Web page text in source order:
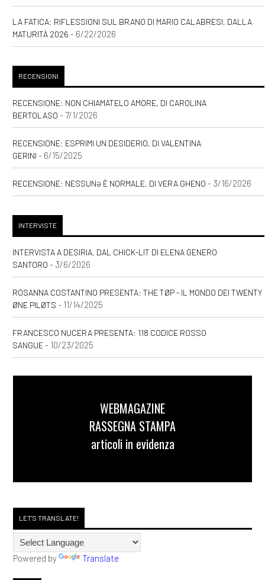
LA FATICA: RIFLESSIONI SUL BRANO DI MARIO CALABRESI, DALLA
MATURITÀ 2026 - 6/22/2026
RECENSIONI
RECENSIONE: NON CHIAMATELO AMORE, DI CAROLINA
BERTOLASO - 7/1/2026
RECENSIONE: ESPRIMI UN DESIDERIO, DI VALENTINA
GERINI - 6/15/2025
RECENSIONE: NESSUNƏ È NORMALE, DI VERA GHENO - 3/16/2026
INTERVISTE
INTERVISTA A DESIRIA, DAL CHICK-LIT DI ELENA GENERO
SANTORO - 3/6/2026
ROSANNA COSTANTINO PRESENTA: THE TØP - IL MONDO DEI TWENTY
ØNE PILØTS - 11/14/2025
FRANCESCO NUCERA PRESENTA: 118 CODICE ROSSO
SANGUE- 10/23/2025
WEBMAGAZINE
RASSEGNA STAMPA
articoli in evidenza
LET'S TRANSLATE!
Powered by Translate